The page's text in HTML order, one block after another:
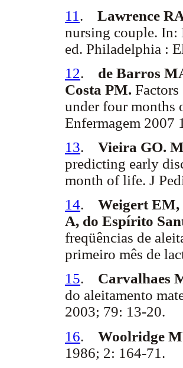
11 . Lawrence
nursing couple. In:
ed. Philadelphia :
12. de Barros
Costa PM.
under four months
Enfermagem 2007
13. Vieira GO.
predicting early
month of life. J
14. Weigert
A, do Espírito
freqüências de
primeiro mês de
15. Carvalhaes
do aleitamento
2003; 79: 13-20.
16. Woolridge
1986; 2: 164-71.